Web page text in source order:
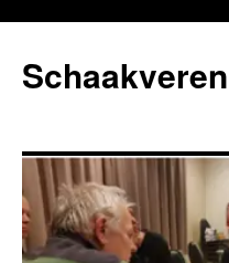
de
inhoud